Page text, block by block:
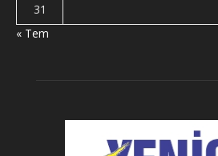
31
« Tem